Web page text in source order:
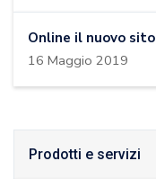
Online il nuovo sito
16 Maggio 2019
Prodotti e servizi